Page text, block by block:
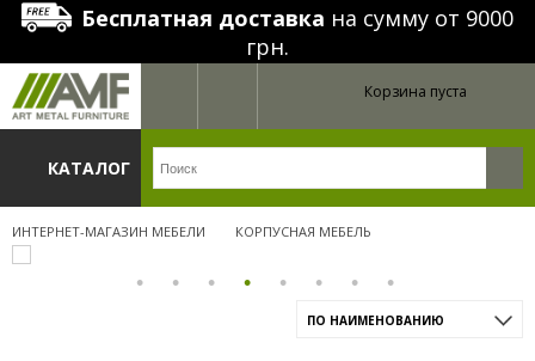
Бесплатная доставка на сумму от 9000
грн.
Корзина пуста
КАТАЛОГ
ИНТЕРНЕТ-МАГАЗИН МЕБЕЛИ КОРПУСНАЯ МЕБЕЛЬ
ПО НАИМЕНОВАНИЮ